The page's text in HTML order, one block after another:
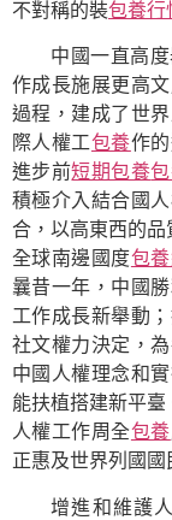
不對稱的裝包養行
中國一直高
作成長施展更高
過程，建成了世
際人權工包養作
進步前短期包養
積極介入結合國
合，以高東西的品
全球南邊國度包
曩昔一年，中國
工作成長新舉動
社文權力決定，
中國人權理念和
能扶植搭建新平
人權工作周全包養
正惠及世界列國國
增進和維護